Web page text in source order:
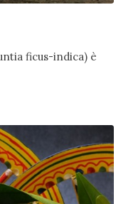
ficus-indica) è